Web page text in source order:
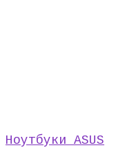
Ноутбуки ASUS